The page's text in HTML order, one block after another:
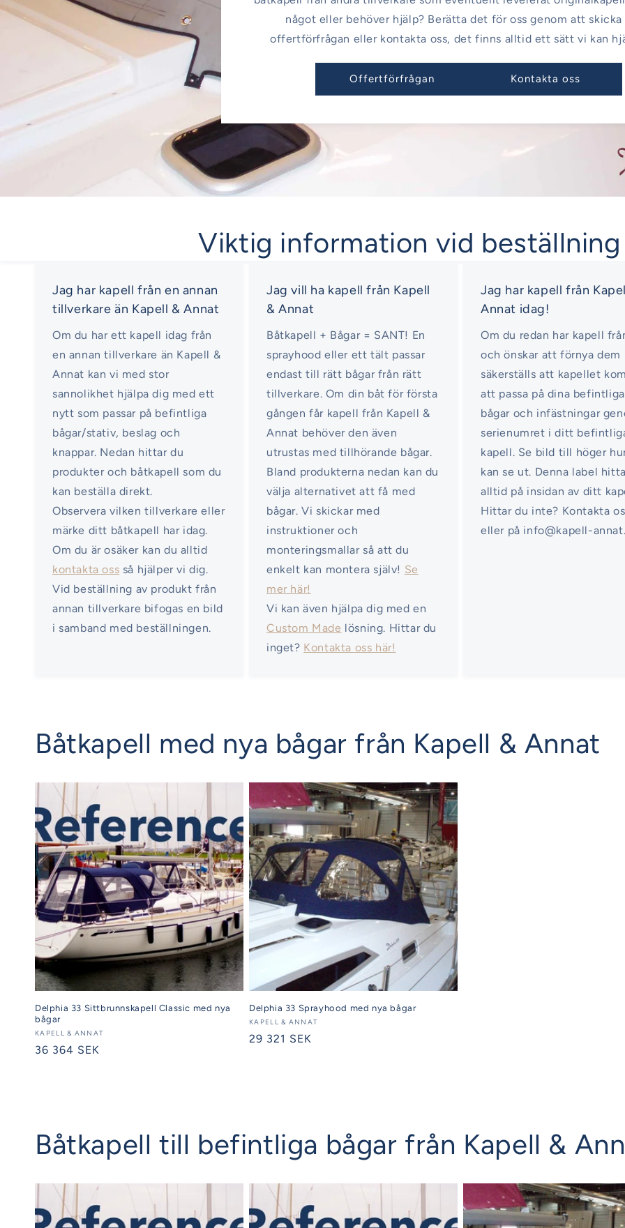
något eller behöver hjälp? Berätta det för oss genom att
offertförfrågan eller kontakta oss, det finns alltid ett sätt vi kan
Offertförfrågan Kontakta oss
Viktig information vid beställning
Jag har kapell från en annan
tillverkare än Kapell & Annat
Om du har ett kapell idag från
en annan tillverkare än Kapell &
Annat kan vi med stor
sannolikhet hjälpa dig med ett
nytt som passar på befintliga
bågar/stativ, beslag och
knappar. Nedan hittar du
produkter och båtkapell som du
kan beställa direkt.
Observera vilken tillverkare eller
märke ditt båtkapell har idag.
Om du är osäker kan du alltid
kontakta oss så hjälper vi dig.
Vid beställning av produkt från
annan tillverkare bifogas en bild
i samband med beställningen.
Jag vill ha kapell från Kapell
& Annat
Båtkapell + Bågar = SANT! En
sprayhood eller ett tält passar
endast till rätt bågar från rätt
tillverkare. Om din båt för första
gången får kapell från Kapell &
Annat behöver den även
utrustas med tillhörande bågar.
Bland produkterna nedan kan du
välja alternativet att få med
bågar. Vi skickar med
instruktioner och
monteringsmallar så att du
enkelt kan montera själv! Se
mer här!
Vi kan även hjälpa dig med en
Custom Made lösning. Hittar du
inget? Kontakta oss här!
Jag har kapell från
Annat idag!
Om du redan har kapell
och önskar att förnya dem
säkerställs att kapellet
att passa på dina befintliga
bågar och infästningar
serienumret i ditt
kapell. Se bild till höger
kan se ut. Denna label
alltid på insidan av ditt
Hittar du inte? Kontakta
eller på info@kapell-
Båtkapell med nya bågar från Kapell & Annat
Delphia 33 Sittbrunnskapell Classic med nya
bågar
Säljare:
KAPELL & ANNAT
Ordinarie
36 364 SEK
Delphia 33 Sprayhood med nya bågar
Säljare:
KAPELL & ANNAT
Ordinarie
29 321 SEK
Båtkapell till befintliga bågar från Kapell &